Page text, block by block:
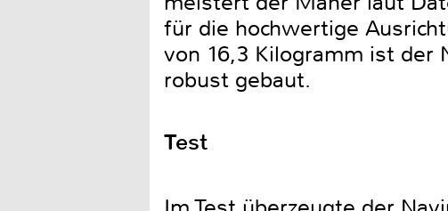
für die hochwertige
von 16,3 Kilogramm ist der
robust gebaut.
Test